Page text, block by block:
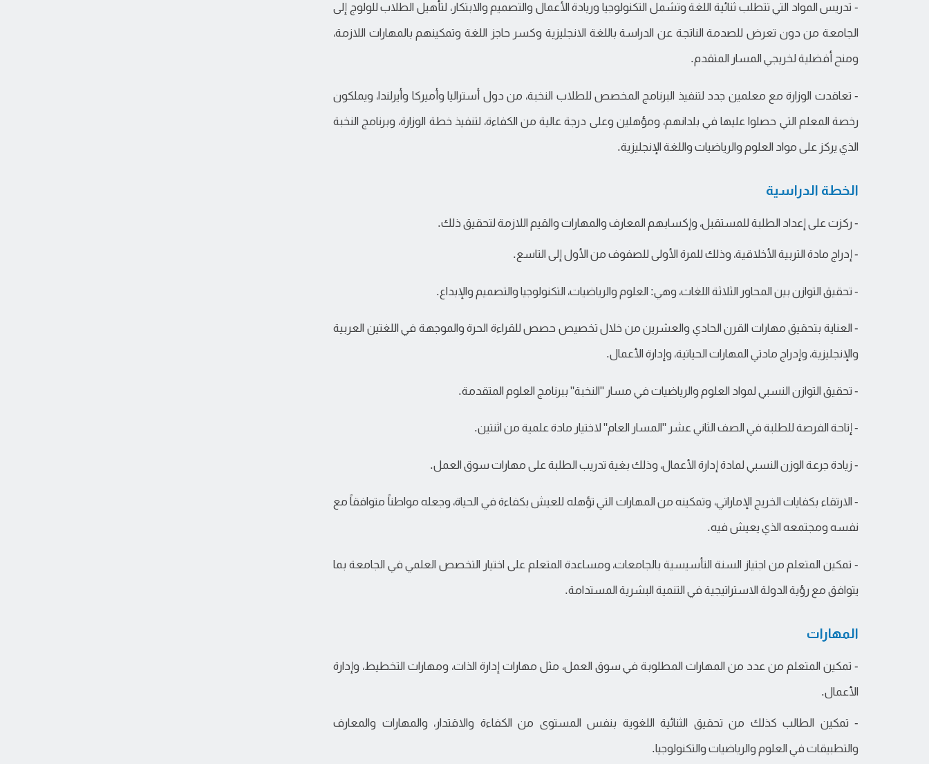
- تدريس المواد التي تتطلب ثنائية اللغة وتشمل التكنولوجيا وريادة الأعمال والتصميم والابتكار، لتأهيل الطلاب للولوج إلى
الجامعة من دون تعرض للصدمة الناتجة عن الدراسة باللغة الانجليزية وكسر حاجز اللغة وتمكينهم بالمهارات اللازمة،
ومنح أفضلية لخريجي المسار المتقدم.
- تعاقدت الوزارة مع معلمين جدد لتنفيذ البرنامج المخصص للطلاب النخبة، من دول أستراليا وأميركا وأيرلندا، ويملكون
رخصة المعلم التي حصلوا عليها في بلدانهم، ومؤهلين وعلى درجة عالية من الكفاءة، لتنفيذ خطة الوزارة، وبرنامج النخبة
الذي يركز على مواد العلوم والرياضيات واللغة الإنجليزية.
الخطة الدراسية
- ركزت على إعداد الطلبة للمستقبل، وإكسابهم المعارف والمهارات والقيم اللازمة لتحقيق ذلك.
- إدراج مادة التربية الأخلاقية، وذلك للمرة الأولى للصفوف من الأول إلى التاسع.
- تحقيق التوازن بين المحاور الثلاثة اللغات، وهي: العلوم والرياضيات، التكنولوجيا والتصميم والإبداع.
- العناية بتحقيق مهارات القرن الحادي والعشرين من خلال تخصيص حصص للقراءة الحرة والموجهة في اللغتين العربية
والإنجليزية، وإدراج مادتي المهارات الحياتية، وإدارة الأعمال.
- تحقيق التوازن النسبي لمواد العلوم والرياضيات في مسار "النخبة" ببرنامج العلوم المتقدمة.
- إتاحة الفرصة للطلبة في الصف الثاني عشر "المسار العام" لاختيار مادة علمية من اثنتين.
- زيادة جرعة الوزن النسبي لمادة إدارة الأعمال، وذلك بغية تدريب الطلبة على مهارات سوق العمل.
- الارتقاء بكفايات الخريج الإماراتي، وتمكينه من المهارات التي تؤهله للعيش بكفاءة في الحياة، وجعله مواطناً متوافقاً مع
نفسه ومجتمعه الذي يعيش فيه.
- تمكين المتعلم من اجتياز السنة التأسيسية بالجامعات، ومساعدة المتعلم على اختيار التخصص العلمي في الجامعة بما
يتوافق مع رؤية الدولة الاستراتيجية في التنمية البشرية المستدامة.
المهارات
- تمكين المتعلم من عدد من المهارات المطلوبة في سوق العمل، مثل مهارات إدارة الذات، ومهارات التخطيط، وإدارة
الأعمال.
- تمكين الطالب كذلك من تحقيق الثنائية اللغوية بنفس المستوى من الكفاءة والاقتدار، والمهارات والمعارف
والتطبيقات في العلوم والرياضيات والتكنولوجيا.